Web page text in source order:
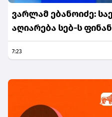
ვარლამ ებანოიძე:
აღიარება სებ-ს
ავანგარდში აყენებს
ჰაბის ამბიციას
7:23